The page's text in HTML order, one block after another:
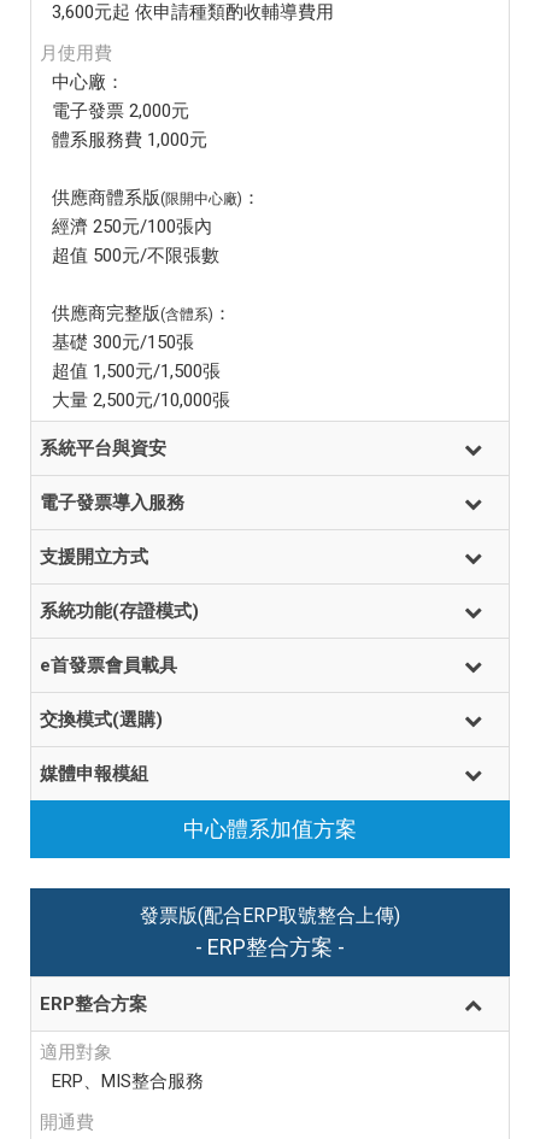
3,600元起 依申請種類酌收輔導費用
月使用費
中心廠：
電子發票 2,000元
體系服務費 1,000元
供應商體系版(限開中心廠) ：
經濟 250元/100張內
超值 500元/不限張數
供應商完整版(含體系) ：
基礎 300元/150張
超值 1,500元/1,500張
大量 2,500元/10,000張
系統平台與資安
電子發票導入服務
支援開立方式
系統功能(存證模式)
e首發票會員載具
交換模式(選購)
媒體申報模組
中心體系加值方案
發票版(配合ERP取號整合上傳)
- ERP整合方案 -
ERP整合方案
適用對象
ERP、MIS整合服務
開通費